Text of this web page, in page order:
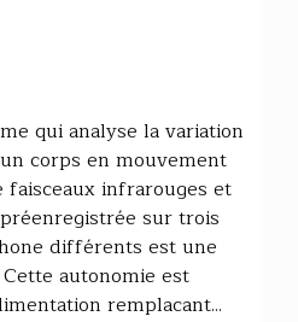
qui analyse la variation
corps en mouvement
faisceaux infrarouges et
sur trois
différents est une
autonomie est
remplacant...